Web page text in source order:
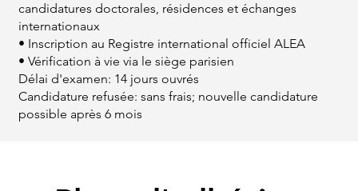
candidatures doctorales, résidences et échanges
internationaux
• Inscription au Registre international officiel ALEA
• Vérification à vie via le siège parisien
Délai d'examen: 14 jours ouvrés
Candidature refusée: sans frais; nouvelle candidature
possible après 6 mois